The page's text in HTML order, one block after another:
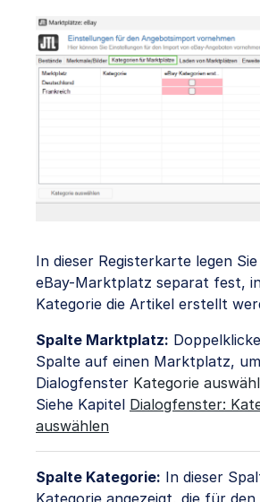
In dieser Registerkarte legen
eBay-Marktplatz separat fest,
Kategorie die Artikel erstellt
Spalte Marktplatz:
Spalte auf einen Marktplatz,
Dialogfenster Kategorie
Siehe Kapitel Dialogfenster:
auswählen
Spalte Kategorie: In dieser